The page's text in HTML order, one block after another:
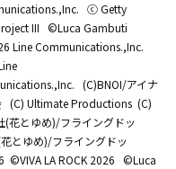
ⓒ Getty
III ©Luca Gambuti
Line Communications.,Inc.
(C)BNOI/アイナ
(C) Ultimate Productions (C)
(花とゆめ)/フライングドッ
とゆめ)/フライングドッ
©️VIVA LA ROCK 2026 ©Luca